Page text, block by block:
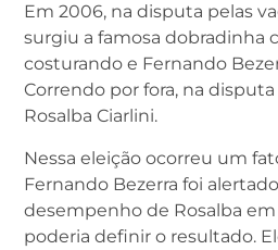
Em 2006, na disputa pelas
surgiu a famosa dobradinha
costurando e Fernando
Correndo por fora, na
Rosalba Ciarlini.
Nessa eleição ocorreu um
Fernando Bezerra foi
desempenho de Rosalba em
poderia definir o resultado.